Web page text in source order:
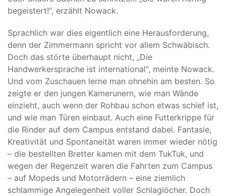
begeistert!“, erzählt Nowack.
Sprachlich war dies eigentlich eine Herausforderung,
denn der Zimmermann spricht vor allem Schwäbisch.
Doch das störte überhaupt nicht, „Die
Handwerkersprache ist international“, meinte Nowack.
Und vom Zuschauen lerne man ohnehin am besten. So
zeigte er den jungen Kamerunern, wie man Wände
einzieht, auch wenn der Rohbau schon etwas schief ist,
und wie man Türen einbaut. Auch eine Futterkrippe für
die Rinder auf dem Campus entstand dabei. Fantasie,
Kreativität und Spontaneität waren immer wieder nötig
– die bestellten Bretter kamen mit dem TukTuk, und
wegen der Regenzeit waren die Fahrten zum Campus
– auf Mopeds und Motorrädern – eine ziemlich
schlammige Angelegenheit voller Schlaglöcher. Doch